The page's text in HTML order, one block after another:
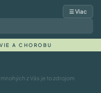
☰ Viac
A CHOROBU
z Vás je to zdrojom